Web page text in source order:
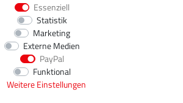
Essenziell
Statistik
Marketing
Externe Medien
PayPal
Funktional
Weitere Einstellungen